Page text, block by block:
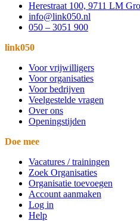
Herestraat 100, 9711 LM
info@link050.nl
050 – 3051 900
link050
Voor vrijwilligers
Voor organisaties
Voor bedrijven
Veelgestelde vragen
Over ons
Openingstijden
Doe mee
Vacatures / trainingen
Zoek Organisaties
Organisatie toevoegen
Account aanmaken
Log in
Help